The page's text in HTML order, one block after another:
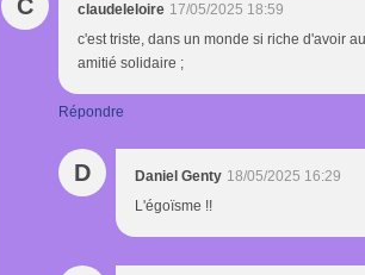
C claudeleloire 17/05/2025 18:59
c'est triste, dans un monde si riche d'avoir
amitié solidaire ;
Répondre
D Daniel Genty 18/05/2025 16:29
L'égoïsme !!